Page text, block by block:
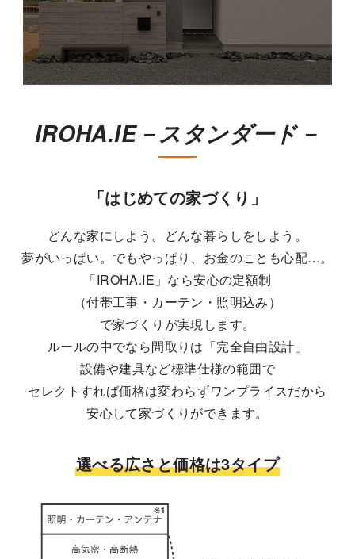
IROHA.IE－スタンダード－
「はじめての家づくり」
どんな家にしよう。どんな暮らしをしよう。
夢がいっぱい。でもやっぱり、お金のことも心配…。
「IROHA.IE」なら安心の定額制
（付帯工事・カーテン・照明込み）
で家づくりが実現します。
ルールの中でなら間取りは「完全自由設計」
設備や建具など標準仕様の範囲で
セレクトすれば価格は変わらずワンプライスだから
安心して家づくりができます。
選べる広さと価格は3タイプ